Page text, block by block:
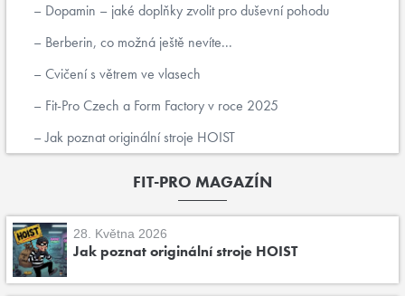
Dopamin – jaké doplňky zvolit pro duševní pohodu
Berberin, co možná ještě nevíte...
Cvičení s větrem ve vlasech
Fit-Pro Czech a Form Factory v roce 2025
Jak poznat originální stroje HOIST
FIT-PRO MAGAZÍN
28. Května 2026
Jak poznat originální stroje HOIST